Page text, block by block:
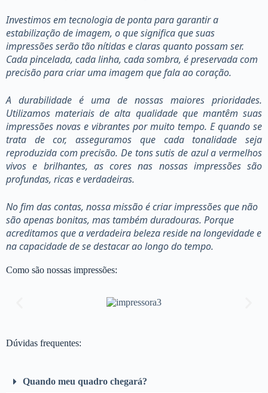
Investimos em tecnologia de ponta para garantir a
estabilização de imagem, o que significa que suas
impressões serão tão nítidas e claras quanto possam ser.
Cada pincelada, cada linha, cada sombra, é preservada com
precisão para criar uma imagem que fala ao coração.
A durabilidade é uma de nossas maiores prioridades.
Utilizamos materiais de alta qualidade que mantêm suas
impressões novas e vibrantes por muito tempo. E quando se
trata de cor, asseguramos que cada tonalidade seja
reproduzida com precisão. De tons sutis de azul a vermelhos
vivos e brilhantes, as cores nas nossas impressões são
profundas, ricas e verdadeiras.
No fim das contas, nossa missão é criar impressões que não
são apenas bonitas, mas também duradouras. Porque
acreditamos que a verdadeira beleza reside na longevidade e
na capacidade de se destacar ao longo do tempo.
Como são nossas impressões:
Dúvidas frequentes:
Quando meu quadro chegará?